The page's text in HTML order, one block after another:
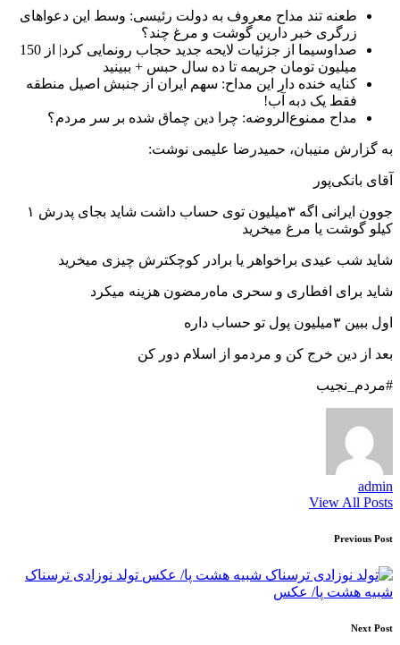
طعنه تند مداح معروف به دولت رئیسی: وسط این دعواهای
زرگری‌ خبر دارین گوشت و مرغ چند؟
صداوسیما از جزئیات لایحه جدید حجاب رونمایی کرد| از 150
میلیون تومان جریمه تا ده سال حبس + ببینید
کنایه خنده دار این مداح: سهم ایران از جنبش اصیل منطقه
فقط یک دبه آب!
مداح ممنوع‌الروضه: چرا دین چماق شده بر سر مردم؟
به گزارش منیبان، حمیدرضا علیمی نوشت:
‌آقای بانکی‌پور
جوون ایرانی اگه ۳میلیون توی حساب داشت شاید بجای پدرش ۱
کیلو گوشت یا مرغ میخرید
شاید شب‌ عیدی براخواهر یا برادر کوچکترش چیزی میخرید
شاید برای افطاری و سحری ماه‌رمضون‌ هزینه میکرد
اول ببین ۳میلیون پول تو حساب داره
بعد از دین خرج کن و مردمو از اسلام دور کن
admin
View All Posts
Post
navigation
Previous Post
تولد نوزادی ترسناک
شبیه هشت پا/ عکس
Next Post